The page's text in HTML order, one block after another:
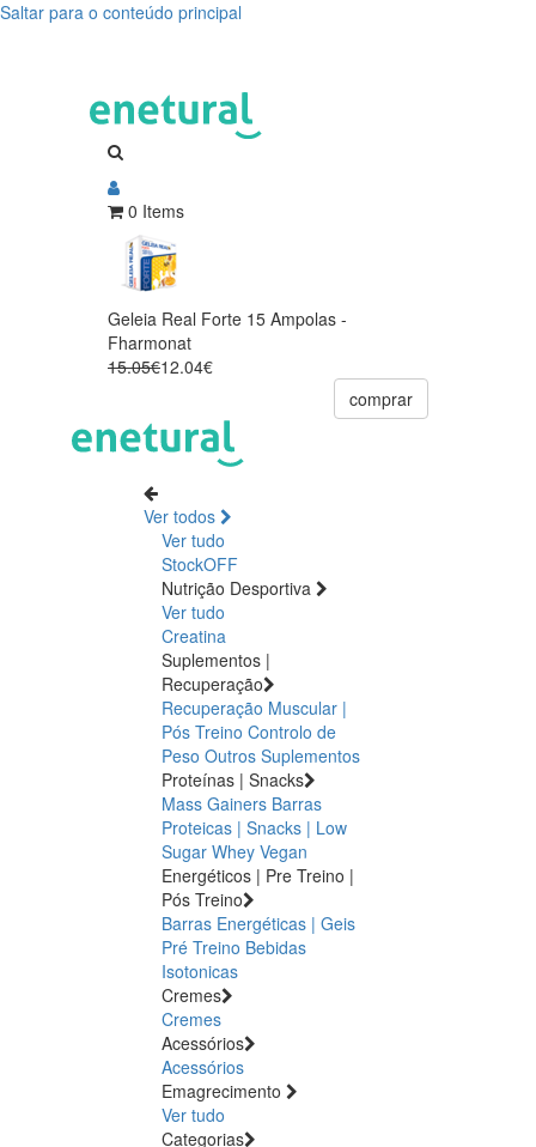
Saltar para o conteúdo principal
0 Items
Geleia Real Forte 15 Ampolas -
Fharmonat
15.05€12.04€
comprar
Ver todos
Ver tudo
StockOFF
Nutrição Desportiva
Ver tudo
Creatina
Suplementos |
Recuperação
Recuperação Muscular |
Pós Treino Controlo de
Peso Outros Suplementos
Proteínas | Snacks
Mass Gainers Barras
Proteicas | Snacks | Low
Sugar Whey Vegan
Energéticos | Pre Treino |
Pós Treino
Barras Energéticas | Geis
Pré Treino Bebidas
Isotonicas
Cremes
Cremes
Acessórios
Acessórios
Emagrecimento
Ver tudo
Categorias